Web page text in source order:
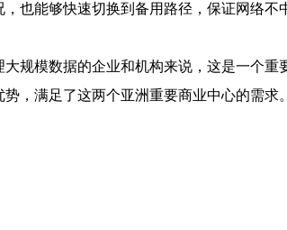
也能够快速切换到备用路径，保证网络不
规模数据的企业和机构来说，这是一个重
，满足了这两个亚洲重要商业中心的需求